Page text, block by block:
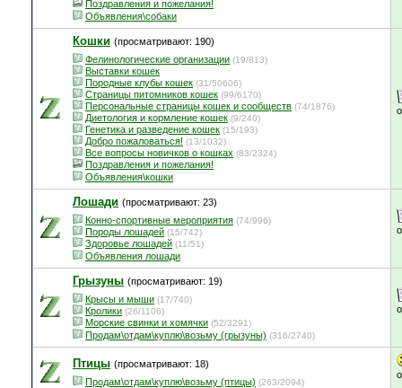
Поздравления и пожелания!
Объявления\собаки
Кошки (просматривают: 190)
Фелинологические организации (19/813)
Выставки кошек
Породные клубы кошек (31/50606)
Страницы питомников кошек (99/6170)
Персональные страницы кошек и сообществ (74/1876)
Диетология и кормление кошек (9/240)
Генетика и разведение кошек (15/193)
Добро пожаловаться! (13/1032)
Все вопросы новичков о кошках (83/2324)
Поздравления и пожелания!
Объявления\кошки
Лошади (просматривают: 23)
Конно-спортивные мероприятия (74/996)
Породы лошадей (15/742)
Здоровье лошадей (11/51)
Объявления лошади
Грызуны (просматривают: 19)
Крысы и мыши (17/740)
Кролики (26/1106)
Морские свинки и хомячки (52/3291)
Продам\отдам\куплю\возьму (грызуны) (316/2740)
Птицы (просматривают: 18)
Продам\отдам\куплю\возьму (птицы) (263/2094)